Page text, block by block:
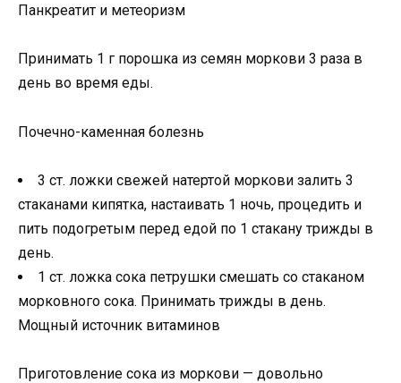
Панкреатит и метеоризм
Принимать 1 г порошка из семян моркови 3 раза в
день во время еды.
Почечно-каменная болезнь
3 ст. ложки свежей натертой моркови залить 3
стаканами кипятка, настаивать 1 ночь, процедить и
пить подогретым перед едой по 1 стакану трижды в
день.
1 ст. ложка сока петрушки смешать со стаканом
морковного сока. Принимать трижды в день.
Мощный источник витаминов
Приготовление сока из моркови — довольно